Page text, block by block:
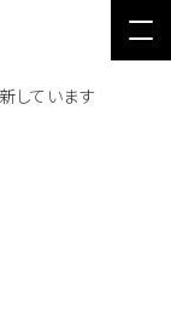
しています